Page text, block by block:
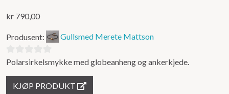
kr 790,00
Produsent: Gullsmed Merete Mattson
0
Polarsirkelsmykke med globeanheng og ankerkjede.
KJØP PRODUKT